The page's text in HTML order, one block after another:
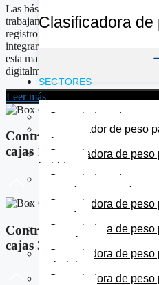
Clasificadora
SECTORES
Controladora de peso
Controlador de peso
software
Controladora de
bebidas
Controladora de peso
farmacéuticos y médicos
Controladora de
ferretería
Controladora de
y cosmética
Controladora de
embalaje
Controladora de
Las básculas de control integradas
trabajan en conjunto con los datos
registro de peso digital para cada
integrarse en sistemas de gestión
esta manera, las comprobaciones
digitalmente y…
Leer más
Controlador de pesopara
cajas 15.000 Gr.
Controlador de pesopara
cajas 30.000 Gr.